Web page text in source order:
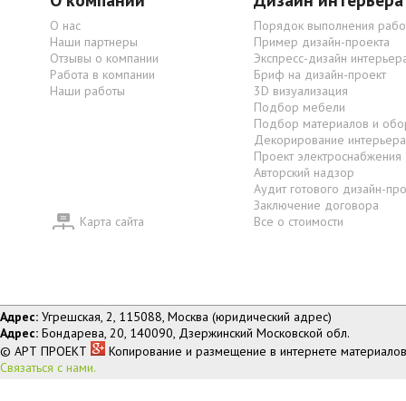
О нас
Наши партнеры
Отзывы о компании
Работа в компании
Наши работы
Карта сайта
Порядок выполнения
Пример дизайн-проекта
Экспресс-дизайн
Бриф на дизайн-проект
3D визуализация
Подбор мебели
Подбор материалов и
Декорирование интерьера
Проект электроснабжения
Авторский надзор
Аудит готового дизайн-
Заключение договора
Все о стоимости
Адрес: Угрешская, 2, 115088, Москва (юридический адрес)
Адрес: Бондарева, 20, 140090, Дзержинский Московской обл.
© АРТ ПРОЕКТ
Копирование и размещение в интернете
Связаться с нами.